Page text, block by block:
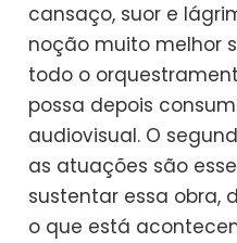
cansaço, suor e
noção muito melhor
todo o
possa depois
audiovisual. O
as atuações são
sustentar essa obra,
o que está